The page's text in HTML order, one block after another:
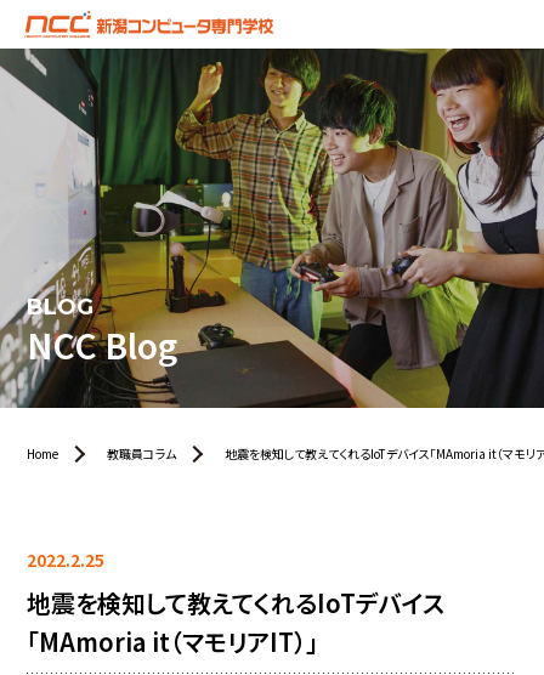
BLOG
NCC Blog
Home 教職員コラム 地震を検知して教えてくれるIoTデバイス「MAmoria it（マモリア
2022.2.25
地震を検知して教えてくれるIoTデバイス
「MAmoria it（マモリアIT）」